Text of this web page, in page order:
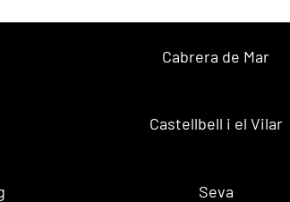
Cabrera de Mar
Castellbell i el Vilar
Seva